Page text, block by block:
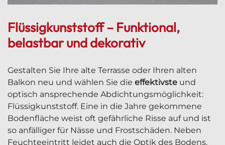
Flüssigkunststoff – Funktional,
belastbar und dekorativ
Gestalten Sie Ihre alte Terrasse oder Ihren alten
Balkon neu und wählen Sie die effektivste und
optisch ansprechende Abdichtungsmöglichkeit:
Flüssigkunststoff. Eine in die Jahre gekommene
Bodenfläche weist oft gefährliche Risse auf und ist
so anfälliger für Nässe und Frostschäden. Neben
Feuchteeintritt leidet auch die Optik des Bodens.